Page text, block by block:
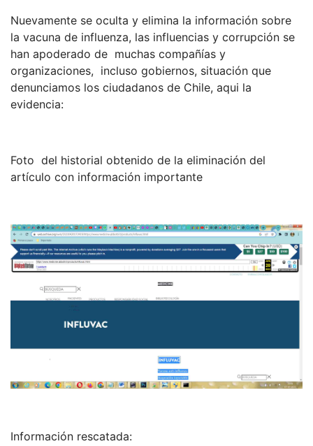
Nuevamente se oculta y elimina la información sobre
la vacuna de influenza, las influencias y corrupción se
han apoderado de muchas compañías y
organizaciones, incluso gobiernos, situación que
denunciamos los ciudadanos de Chile, aqui la
evidencia:
Foto del historial obtenido de la eliminación del
artículo con información importante
Información rescatada: